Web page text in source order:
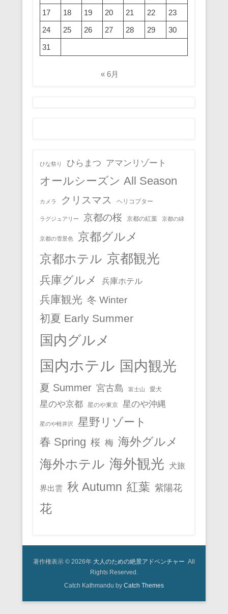
17
18 19 20 21 22
23
24
25 26 27 28 29
30
31
« 6月
ひな祭り ひらまつ アマンリゾート
オールシーズン All Season
カメラ クリスマス ヘリコプター
ラグジュアリー 京都の桜 京都の紅葉 京都の緑
京都の雪景色 京都グルメ
京都ホテル 京都観光
兵庫グルメ 兵庫ホテル
兵庫観光 冬 Winter
初夏 Early Summer
国内グルメ
国内ホテル 国内観光
夏 Summer 宮古島 富士山 愛犬
星のや京都 星のや東京 星のや沖縄
星のや軽井沢
星野リゾート
春 Spring 桜 梅 海外グルメ
海外ホテル 海外観光 犬旅
界出雲 秋 Autumn 紅葉 紫陽花
花
著作権表示 © 2026年 大人のための絶景アドベンチャー All
Rights Reserved.
Catch Kathmandu by Catch Themes